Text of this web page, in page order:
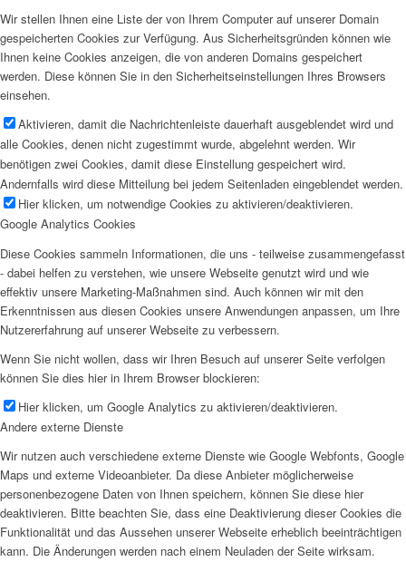
Wir stellen Ihnen eine Liste der von Ihrem Computer auf unserer Domain
gespeicherten Cookies zur Verfügung. Aus Sicherheitsgründen können wie
Ihnen keine Cookies anzeigen, die von anderen Domains gespeichert
werden. Diese können Sie in den Sicherheitseinstellungen Ihres Browsers
einsehen.
Aktivieren, damit die Nachrichtenleiste dauerhaft ausgeblendet wird und
alle Cookies, denen nicht zugestimmt wurde, abgelehnt werden. Wir
benötigen zwei Cookies, damit diese Einstellung gespeichert wird.
Andernfalls wird diese Mitteilung bei jedem Seitenladen eingeblendet werden.
Hier klicken, um notwendige Cookies zu aktivieren/deaktivieren.
Google Analytics Cookies
Diese Cookies sammeln Informationen, die uns - teilweise zusammengefasst
- dabei helfen zu verstehen, wie unsere Webseite genutzt wird und wie
effektiv unsere Marketing-Maßnahmen sind. Auch können wir mit den
Erkenntnissen aus diesen Cookies unsere Anwendungen anpassen, um Ihre
Nutzererfahrung auf unserer Webseite zu verbessern.
Wenn Sie nicht wollen, dass wir Ihren Besuch auf unserer Seite verfolgen
können Sie dies hier in Ihrem Browser blockieren:
Hier klicken, um Google Analytics zu aktivieren/deaktivieren.
Andere externe Dienste
Wir nutzen auch verschiedene externe Dienste wie Google Webfonts, Google
Maps und externe Videoanbieter. Da diese Anbieter möglicherweise
personenbezogene Daten von Ihnen speichern, können Sie diese hier
deaktivieren. Bitte beachten Sie, dass eine Deaktivierung dieser Cookies die
Funktionalität und das Aussehen unserer Webseite erheblich beeinträchtigen
kann. Die Änderungen werden nach einem Neuladen der Seite wirksam.